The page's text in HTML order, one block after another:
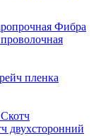
Фибра
пленка
Скотч
двухсторонний